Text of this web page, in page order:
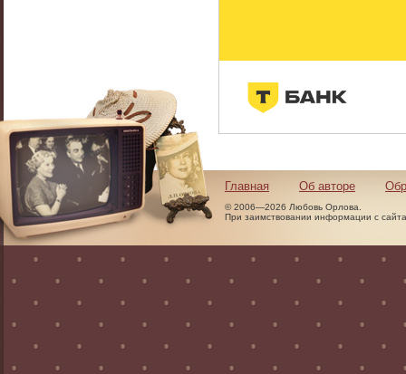
Главная Об авторе
© 2006—2026 Любовь Орлова.
При заимствовании информации с